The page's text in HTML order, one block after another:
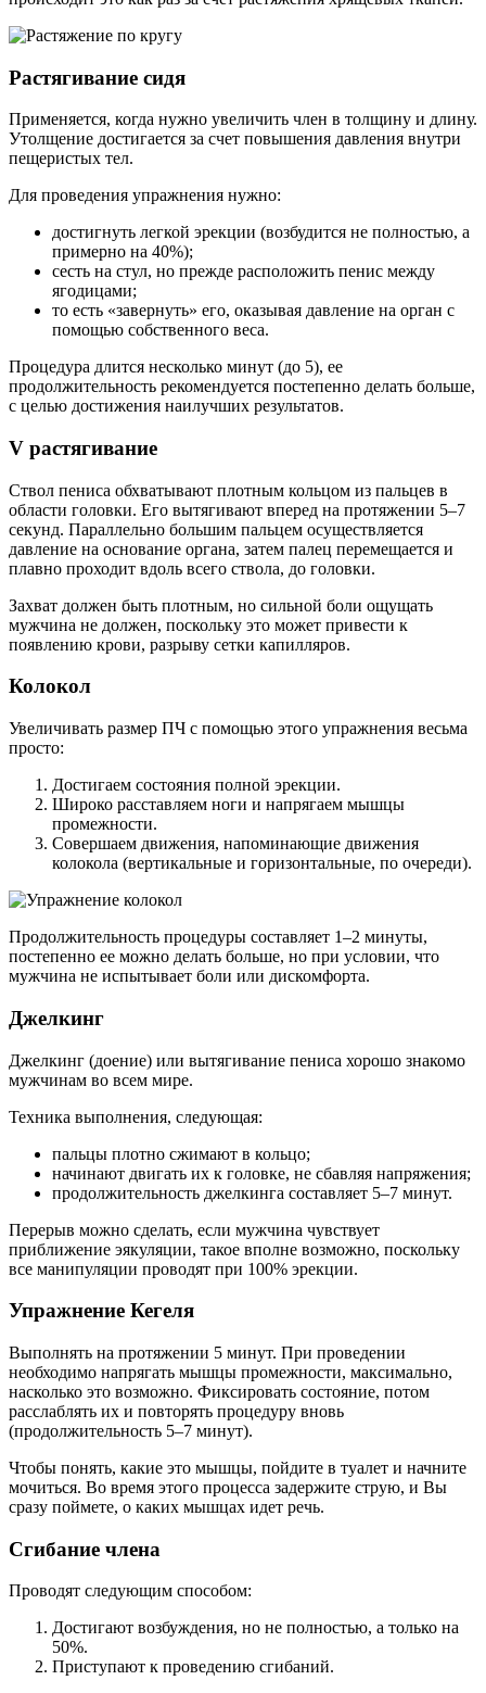
Растягивание сидя
Применяется, когда нужно увеличить член в толщину и длину.
Утолщение достигается за счет повышения давления внутри
пещеристых тел.
Для проведения упражнения нужно:
достигнуть легкой эрекции (возбудится не полностью, а
примерно на 40%);
сесть на стул, но прежде расположить пенис между
ягодицами;
то есть «завернуть» его, оказывая давление на орган с
помощью собственного веса.
Процедура длится несколько минут (до 5), ее
продолжительность рекомендуется постепенно делать больше,
с целью достижения наилучших результатов.
V растягивание
Ствол пениса обхватывают плотным кольцом из пальцев в
области головки. Его вытягивают вперед на протяжении 5–7
секунд. Параллельно большим пальцем осуществляется
давление на основание органа, затем палец перемещается и
плавно проходит вдоль всего ствола, до головки.
Захват должен быть плотным, но сильной боли ощущать
мужчина не должен, поскольку это может привести к
появлению крови, разрыву сетки капилляров.
Колокол
Увеличивать размер ПЧ с помощью этого упражнения весьма
просто:
Достигаем состояния полной эрекции.
Широко расставляем ноги и напрягаем мышцы
промежности.
Совершаем движения, напоминающие движения
колокола (вертикальные и горизонтальные, по очереди).
Продолжительность процедуры составляет 1–2 минуты,
постепенно ее можно делать больше, но при условии, что
мужчина не испытывает боли или дискомфорта.
Джелкинг
Джелкинг (доение) или вытягивание пениса хорошо знакомо
мужчинам во всем мире.
Техника выполнения, следующая:
пальцы плотно сжимают в кольцо;
начинают двигать их к головке, не сбавляя напряжения;
продолжительность джелкинга составляет 5–7 минут.
Перерыв можно сделать, если мужчина чувствует
приближение эякуляции, такое вполне возможно, поскольку
все манипуляции проводят при 100% эрекции.
Упражнение Кегеля
Выполнять на протяжении 5 минут. При проведении
необходимо напрягать мышцы промежности, максимально,
насколько это возможно. Фиксировать состояние, потом
расслаблять их и повторять процедуру вновь
(продолжительность 5–7 минут).
Чтобы понять, какие это мышцы, пойдите в туалет и начните
мочиться. Во время этого процесса задержите струю, и Вы
сразу поймете, о каких мышцах идет речь.
Сгибание члена
Проводят следующим способом:
Достигают возбуждения, но не полностью, а только на
50%.
Приступают к проведению сгибаний.